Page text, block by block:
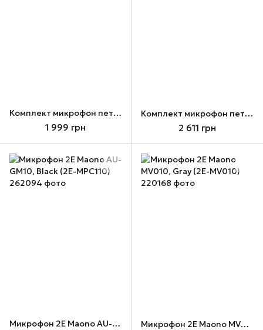
Комплект микрофон петличный 2в1 Fifine M8, Black
1 999 грн
Комплект микрофон петличный 3в1 Puluz PU3154B, Black
2 611 грн
Микрофон 2E Maono AU-GM10, Black (2E-MPC110) Микрофон 2E Maono MV010, Gray (2E-MV010)